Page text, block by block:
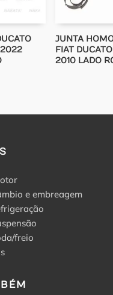
2022
JUNTA
FIAT
2010 LADO
e embreagem
freio